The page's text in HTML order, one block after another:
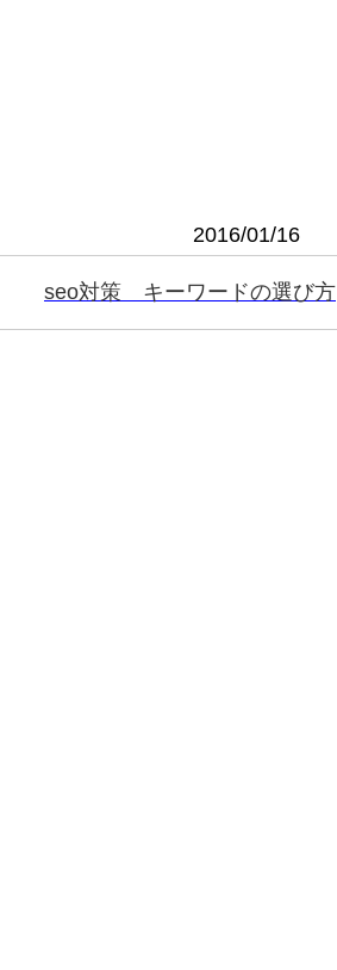
2016/01/16
seo対策 キーワードの選び方